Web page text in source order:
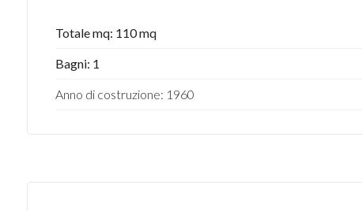
Totale mq: 110 mq
Bagni: 1
Anno di costruzione: 1960